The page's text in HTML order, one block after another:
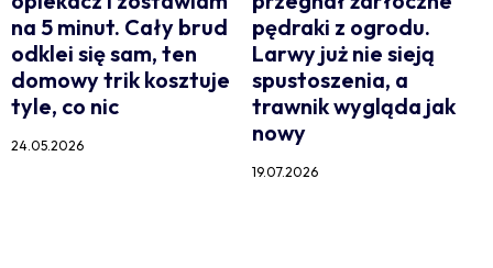
na 5 minut. Cały brud
odklei się sam, ten
domowy trik kosztuje
tyle, co nic
24.05.2026
pędraki z ogrodu.
Larwy już nie sieją
spustoszenia, a
trawnik wygląda jak
nowy
19.07.2026